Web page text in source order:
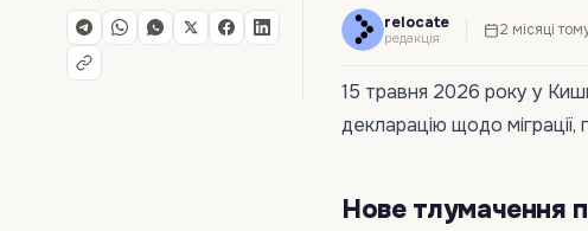
relocate
редакція 2 місяці
15 травня 2026 року у
декларацію щодо міграції,
Нове тлумачення